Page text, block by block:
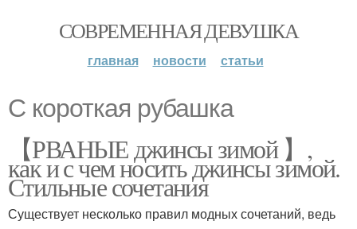
СОВРЕМЕННАЯ ДЕВУШКА
главная новости статьи
С короткая рубашка
【РВАНЫЕ джинсы зимой 】,
как и с чем носить джинсы зимой.
Стильные сочетания
Существует несколько правил модных сочетаний, ведь